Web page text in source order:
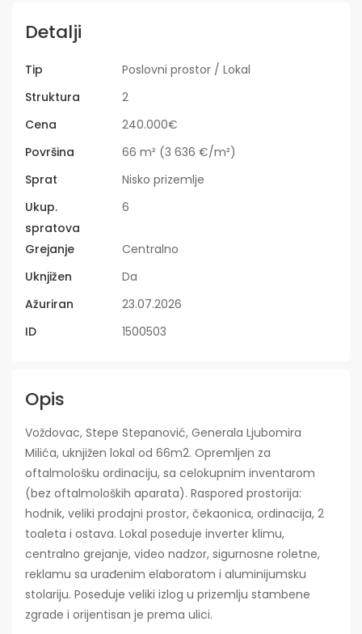
Detalji
Tip
Poslovni prostor / Lokal
Struktura
2
Cena
240.000€
Površina
66 m² (3 636 €/m²)
Sprat
Nisko prizemlje
Ukup.
spratova
6
Grejanje
Centralno
Uknjižen
Da
Ažuriran
23.07.2026
ID
1500503
Opis
Voždovac, Stepe Stepanović, Generala Ljubomira
Milića, uknjižen lokal od 66m2. Opremljen za
oftalmološku ordinaciju, sa celokupnim inventarom
(bez oftalmoloških aparata). Raspored prostorija:
hodnik, veliki prodajni prostor, čekaonica, ordinacija, 2
toaleta i ostava. Lokal poseduje inverter klimu,
centralno grejanje, video nadzor, sigurnosne roletne,
reklamu sa urađenim elaboratom i aluminijumsku
stolariju. Poseduje veliki izlog u prizemlju stambene
zgrade i orijentisan je prema ulici.